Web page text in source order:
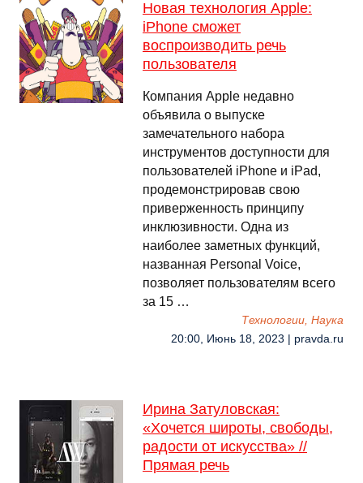
Новая технология Apple:
iPhone сможет
воспроизводить речь
пользователя
Компания Apple недавно
объявила о выпуске
замечательного набора
инструментов доступности для
пользователей iPhone и iPad,
продемонстрировав свою
приверженность принципу
инклюзивности. Одна из
наиболее заметных функций,
названная Personal Voice,
позволяет пользователям всего
за 15 …
Технологии, Наука
20:00, Июнь 18, 2023 | pravda.ru
Ирина Затуловская:
«Хочется широты, свободы,
радости от искусства» //
Прямая речь